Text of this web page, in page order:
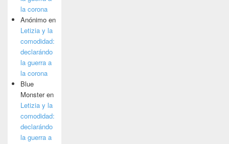
la corona
Anónimo en
Letizia y la
comodidad:
declarándo
la guerra a
la corona
Blue
Monsteren
Letizia y la
comodidad:
declarándo
la guerra a